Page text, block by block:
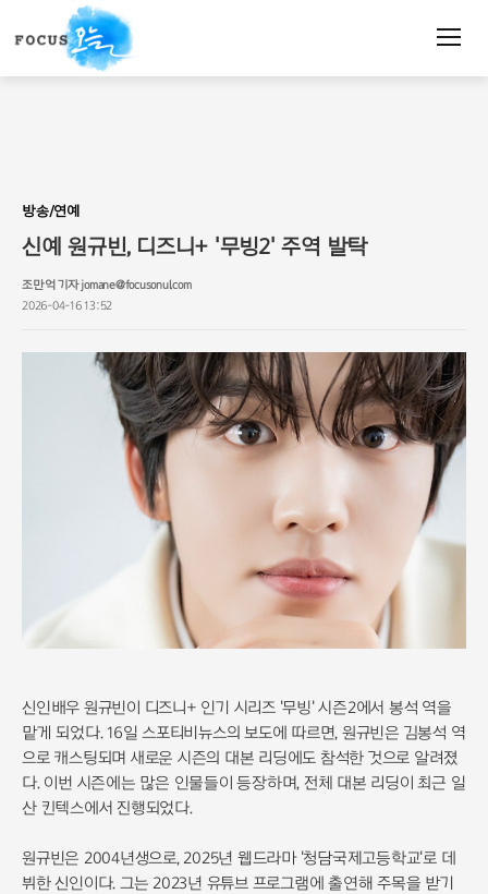
주
방송/연예
신예 원규빈, 디즈니+ '무빙2' 주역 발탁
조만억 기자 jomane@focusonul.com
2026-04-16 13:52
신인배우 원규빈이 디즈니+ 인기 시리즈 '무빙' 시즌2에서 봉석 역을
맡게 되었다. 16일 스포티비뉴스의 보도에 따르면, 원규빈은 김봉석 역
으로 캐스팅되며 새로운 시즌의 대본 리딩에도 참석한 것으로 알려졌
다. 이번 시즌에는 많은 인물들이 등장하며, 전체 대본 리딩이 최근 일
산 킨텍스에서 진행되었다.
원규빈은 2004년생으로, 2025년 웹드라마 '청담국제고등학교'로 데
뷔한 신인이다. 그는 2023년 유튜브 프로그램에 출연해 주목을 받기